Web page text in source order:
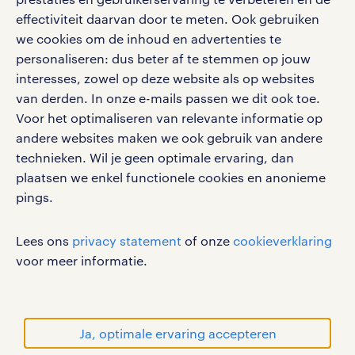
effectiviteit daarvan door te meten. Ook gebruiken
we cookies om de inhoud en advertenties te
personaliseren: dus beter af te stemmen op jouw
interesses, zowel op deze website als op websites
van derden. In onze e-mails passen we dit ook toe.
Voor het optimaliseren van relevante informatie op
andere websites maken we ook gebruik van andere
technieken. Wil je geen optimale ervaring, dan
plaatsen we enkel functionele cookies en anonieme
pings.
Lees ons privacy statement of onze cookieverklaring
voor meer informatie.
Ja, optimale ervaring accepteren
google play store
social media
Volg ons voor de leukste content omtrent
vacatures, solliciteren en inspiratie.
gebruikersvoorwaarden
sitemap